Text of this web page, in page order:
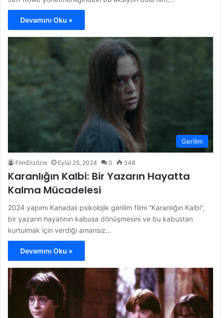
Devamını Oku »
Gerilim
FilmDiziİzle Eylül 25, 2024 0 348
Karanlığın Kalbi: Bir Yazarın Hayatta
Kalma Mücadelesi
2024 yapımı Kanadalı psikolojik gerilim filmi “Karanlığın Kalbi”,
bir yazarın hayatının kabusa dönüşmesini ve bu kabustan
kurtulmak için verdiği amansız…
Devamını Oku »